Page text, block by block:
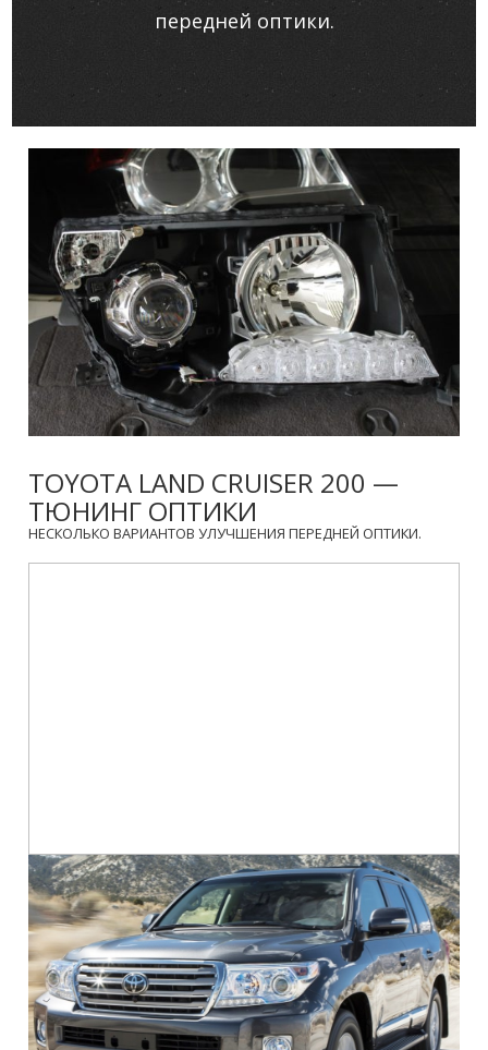
передней оптики.
TOYOTA LAND CRUISER 200 —
ТЮНИНГ ОПТИКИ
НЕСКОЛЬКО ВАРИАНТОВ УЛУЧШЕНИЯ ПЕРЕДНЕЙ ОПТИКИ.